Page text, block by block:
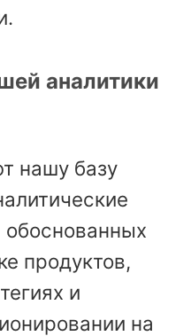
аналитики
нашу базу
обоснованных
продуктов,
и
на